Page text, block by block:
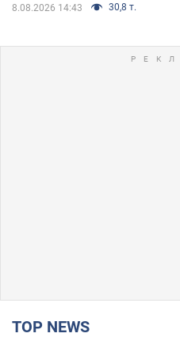
8.08.2026 14:43 30,8 т.
TOP NEWS